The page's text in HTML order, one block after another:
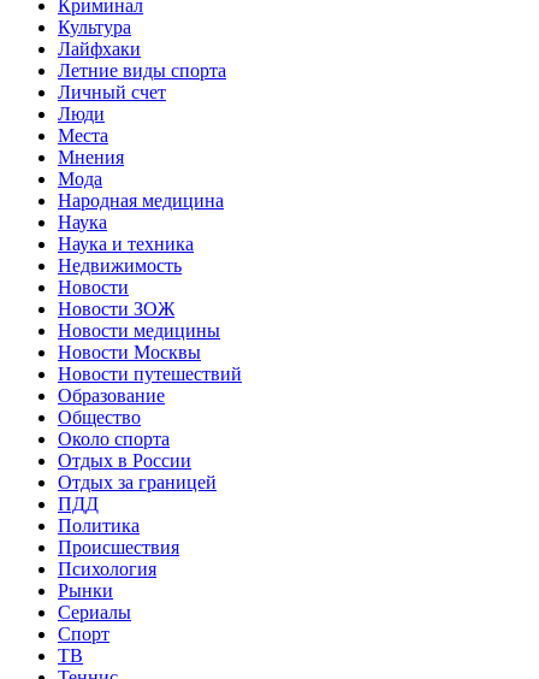
Криминал
Культура
Лайфхаки
Летние виды спорта
Личный счет
Люди
Места
Мнения
Мода
Народная медицина
Наука
Наука и техника
Недвижимость
Новости
Новости ЗОЖ
Новости медицины
Новости Москвы
Новости путешествий
Образование
Общество
Около спорта
Отдых в России
Отдых за границей
ПДД
Политика
Происшествия
Психология
Рынки
Сериалы
Спорт
ТВ